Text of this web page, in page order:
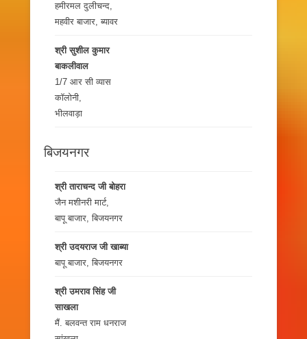
हमीरमल दुलीचन्द,
महवीर बाजार, ब्यावर
श्री सुशील कुमार
बाकलीवाल
1/7 आर सी व्यास
कॉलोनी,
भीलवाड़ा
बिजयनगर
श्री ताराचन्द जी बोहरा
जैन मशीनरी मार्ट,
बापू बाजार, बिजयनगर
श्री उदयराज जी खाब्या
बापू बाजार, बिजयनगर
श्री उमराव सिंह जी
साखला
मैं. बलवन्त राम धनराज